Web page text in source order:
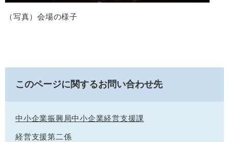
（写真）会場の様子
このページに関するお問い合わせ先
中小企業振興局中小企業経営支援課
経営支援第二係